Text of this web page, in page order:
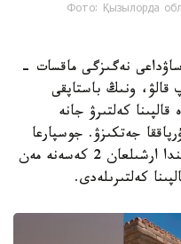
Фото: Қызылорда
نەگىزگى ماقسات -
قالۋ، ونىڭ باستاپقى
كەلتىرۋ جانە
جەتكىزۋ. جوسپارعا
سايكەس ارحەولوگيالىق قازبا بارىسىندا ارشىلعان 2 كەسەنە مەن
كەلتىرىلەدى.